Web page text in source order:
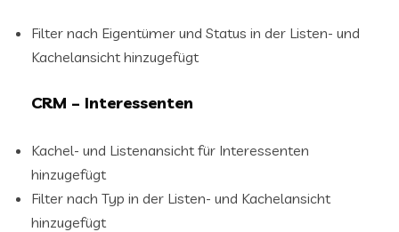
Filter nach Eigentümer und Status in der Listen- und
Kachelansicht hinzugefügt
CRM – Interessenten
Kachel- und Listenansicht für Interessenten
hinzugefügt
Filter nach Typ in der Listen- und Kachelansicht
hinzugefügt